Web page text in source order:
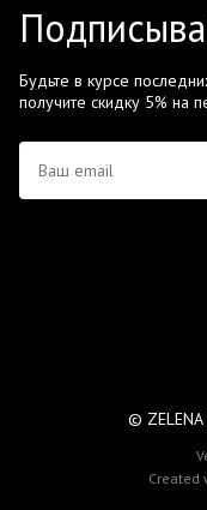
Будьте в курсе
получите скидку 5% на
©
Created